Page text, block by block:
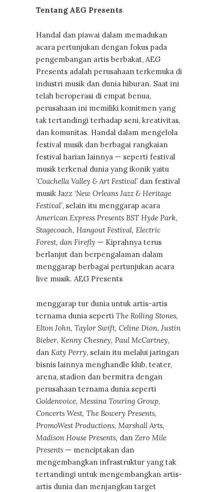
Tentang AEG Presents
Handal dan piawai dalam memadukan
acara pertunjukan dengan fokus pada
pengembangan artis berbakat, AEG
Presents adalah perusahaan terkemuka di
industri musik dan dunia hiburan. Saat ini
telah beroperasi di empat benua,
perusahaan ini memiliki komitmen yang
tak tertandingi terhadap seni, kreativitas,
dan komunitas. Handal dalam mengelola
festival musik dan berbagai rangkaian
festival harian lainnya — seperti festival
musik terkenal dunia yang ikonik yaitu
‘Coachella Valley & Art Festival’ dan festival
musik Jazz ‘New Orleans Jazz & Heritage
Festival’, selain itu menggarap acara
American Express Presents BST Hyde Park,
Stagecoach, Hangout Festival, Electric
Forest, dan Firefly — Kiprahnya terus
berlanjut dan berpengalaman dalam
menggarap berbagai pertunjukan acara
live musik. AEG Presents
menggarap tur dunia untuk artis-artis
ternama dunia seperti The Rolling Stones,
Elton John, Taylor Swift, Celine Dion, Justin
Bieber, Kenny Chesney, Paul McCartney,
dan Katy Perry, selain itu melalui jaringan
bisnis lainnya menghandle klub, teater,
arena, stadion dan bermitra dengan
perusahaan ternama dunia seperti
Goldenvoice, Messina Touring Group,
Concerts West, The Bowery Presents,
PromoWest Productions, Marshall Arts,
Madison House Presents, dan Zero Mile
Presents — menciptakan dan
mengembangkan infrastruktur yang tak
tertandingi untuk mengembangkan artis-
artis dunia dan menjangkau target